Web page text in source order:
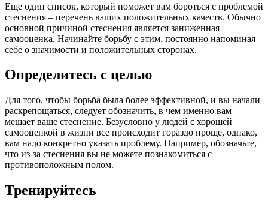
Еще один список, который поможет вам бороться с проблемой
стеснения – перечень ваших положительных качеств. Обычно
основной причиной стеснения является заниженная
самооценка. Начинайте борьбу с этим, постоянно напоминая
себе о значимости и положительных сторонах.
Определитесь с целью
Для того, чтобы борьба была более эффективной, и вы начали
раскрепощаться, следует обозначить, в чем именно вам
мешает ваше стеснение. Безусловно у людей с хорошей
самооценкой в жизни все происходит гораздо проще, однако,
вам надо конкретно указать проблему. Например, обозначьте,
что из-за стеснения вы не можете познакомиться с
противоположным полом.
Тренируйтесь